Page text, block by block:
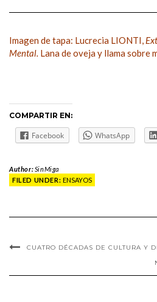
Imagen de tapa: Lucrecia LIONTI,
Mental. Lana de oveja y llama sobre
COMPARTIR EN:
Facebook WhatsApp
Author:SinMiga
FILED UNDER: ENSAYOS
CUATRO DÉCADAS DE CULTURA Y